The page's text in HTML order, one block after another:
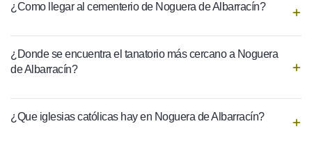
¿Como llegar al cementerio de Noguera de Albarracín?
¿Donde se encuentra el tanatorio más cercano a Noguera
de Albarracín?
¿Que iglesias católicas hay en Noguera de Albarracín?